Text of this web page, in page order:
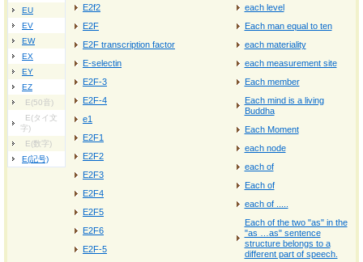
EU
EV
EW
EX
EY
EZ
E(50音)
E(タイ文
字)
E(数字)
E(記号)
E2f2
E2F
E2F transcription factor
E-selectin
E2F-3
E2F-4
e1
E2F1
E2F2
E2F3
E2F4
E2F5
E2F6
E2F-5
each level
Each man equal to ten
each materiality
each measurement site
Each member
Each mind is a living
Buddha
Each Moment
each node
each of
Each of
each of .....
Each of the two "as" in the
"as …as" sentence
structure belongs to a
different part of speech.